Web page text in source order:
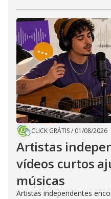
CLICK GRÁTIS/ 01/08/2026
Artistas
vídeos curtos
músicas
Artistas independentes